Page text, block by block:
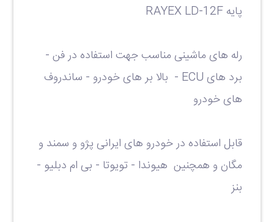
پایه RAYEX LD-12F
رله های ماشینی مناسب جهت استفاده در فن -
برد های ECU - بالا بر های خودرو - ساندروف
های خودرو
قابل استفاده در خودرو های ایرانی پژو و سمند و
مگان و همچنین هیوندا - تویوتا - بی ام دبلیو -
بنز